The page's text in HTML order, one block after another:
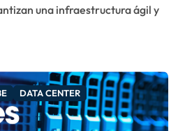
una infraestructura ágil y
DATA CENTER